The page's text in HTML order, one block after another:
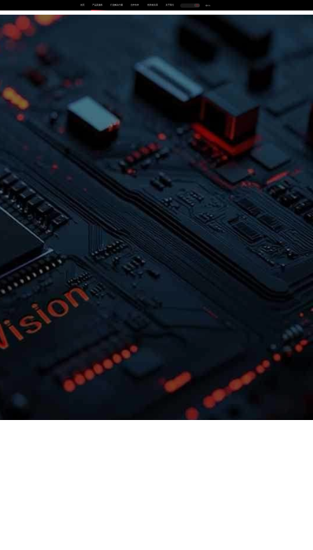
首页 产品及服务 行业解决方案 合作伙伴 投资者关系 关于我们 中EN